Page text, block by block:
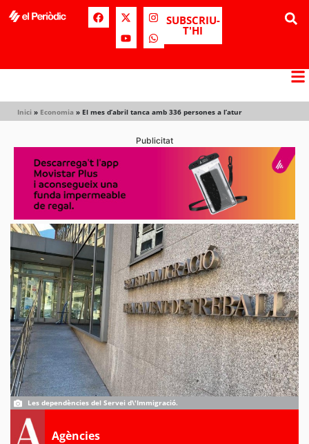
SUBSCRIU-
T'HI
Inici » Economia » El mes d’abril tanca amb 336 persones a l’atur
Publicitat
Les dependències del Servei d\'Immigració.
Agències